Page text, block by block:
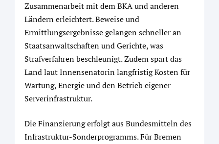
Zusammenarbeit mit dem BKA und anderen
Ländern erleichtert. Beweise und
Ermittlungsergebnisse gelangen schneller an
Staatsanwaltschaften und Gerichte, was
Strafverfahren beschleunigt. Zudem spart das
Land laut Innensenatorin langfristig Kosten für
Wartung, Energie und den Betrieb eigener
Serverinfrastruktur.
Die Finanzierung erfolgt aus Bundesmitteln des
Infrastruktur-Sonderprogramms. Für Bremen